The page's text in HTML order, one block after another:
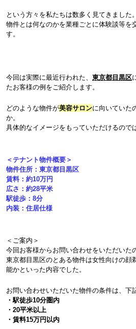
という方々を私たちは数多く見てきました
物件とは何なのかを業種ごとに体験談等を
す。
今回は実際に最近行われた、 東京都目黒区
たお客様の例をご紹介します。
どのような物件が美容サロンに向いていた
か。
具体的なイメージをもっていただけるので
＜テナント物件概要＞
物件住所：東京都目黒区
賃料：約10万円
広さ：約28平米
駅徒歩：8分
内装：住居仕様
＜ご案内＞
今回お客様からお問い合わせをいただいた
東京都目黒区のとある物件は女性向けの顔
能かといった内容でした。
お問い合わせいただいた物件の条件は、下
・駅徒歩10分圏内
・20平米以上
・賃料15万円以内